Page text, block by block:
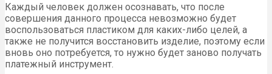
Каждый человек должен осознавать, что после
совершения данного процесса невозможно будет
воспользоваться пластиком для каких-либо целей, а
также не получится восстановить изделие, поэтому если
вновь оно потребуется, то нужно будет заново получать
платежный инструмент.